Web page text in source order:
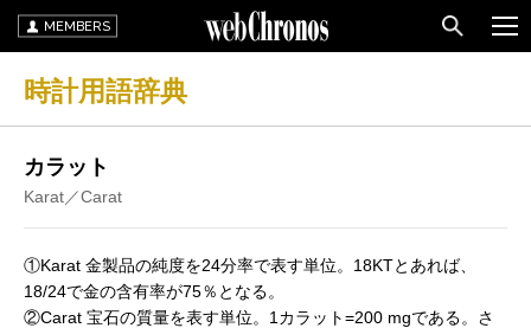
MEMBERS
時計用語辞典
カラット
Karat／Carat
①Karat 金製品の純度を24分率で表す単位。18KTとあれば、
18/24で金の含有率が75％となる。
②Carat 宝石の質量を表す単位。1カラット=200 mgである。さ